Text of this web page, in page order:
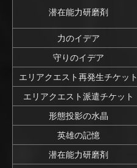
潜在能力研磨剤
力のイデア
守りのイデア
エリアクエスト再発生チケット
エリアクエスト派遣チケット
形態投影の水晶
英雄の記憶
潜在能力研磨剤